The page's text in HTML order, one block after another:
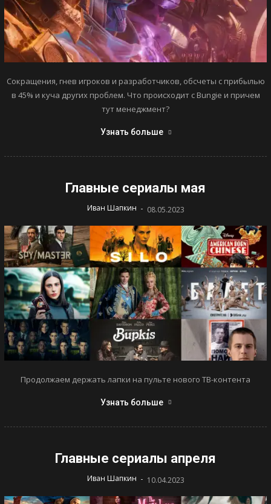
Сокращения, гнев игроков и разработчиков, обсчеты с прибылью
в 45% и куча других проблем. Что происходит с Bungie и причем
тут менеджмент?
Узнать больше
Главные сериалы мая
Иван Шапкин - 08.05.2023
Продолжаем держать лапки на пульте нового ТВ-контента
Узнать больше
Главные сериалы апреля
Иван Шапкин - 10.04.2023